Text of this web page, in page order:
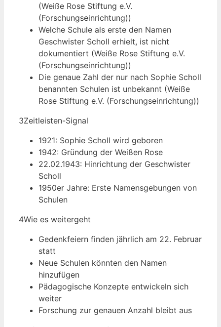
(Weiße Rose Stiftung e.V.
(Forschungseinrichtung))
Welche Schule als erste den Namen
Geschwister Scholl erhielt, ist nicht
dokumentiert (Weiße Rose Stiftung e.V.
(Forschungseinrichtung))
Die genaue Zahl der nur nach Sophie Scholl
benannten Schulen ist unbekannt (Weiße
Rose Stiftung e.V. (Forschungseinrichtung))
3Zeitleisten-Signal
1921: Sophie Scholl wird geboren
1942: Gründung der Weißen Rose
22.02.1943: Hinrichtung der Geschwister
Scholl
1950er Jahre: Erste Namensgebungen von
Schulen
4Wie es weitergeht
Gedenkfeiern finden jährlich am 22. Februar
statt
Neue Schulen könnten den Namen
hinzufügen
Pädagogische Konzepte entwickeln sich
weiter
Forschung zur genauen Anzahl bleibt aus